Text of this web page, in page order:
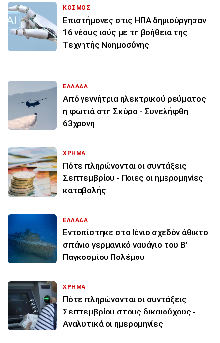
ΚΟΣΜΟΣ
Επιστήμονες στις ΗΠΑ δημιούργησαν
16 νέους ιούς με τη βοήθεια της
Τεχνητής Νοημοσύνης
ΕΛΛΑΔΑ
Από γεννήτρια ηλεκτρικού ρεύματος
η φωτιά στη Σκύρο - Συνελήφθη
63χρονη
ΧΡΗΜΑ
Πότε πληρώνονται οι συντάξεις
Σεπτεμβρίου - Ποιες οι ημερομηνίες
καταβολής
ΕΛΛΑΔΑ
Εντοπίστηκε στο Ιόνιο σχεδόν άθικτο
σπάνιο γερμανικό ναυάγιο του Β’
Παγκοσμίου Πολέμου
ΧΡΗΜΑ
Πότε πληρώνονται οι συντάξεις
Σεπτεμβρίου στους δικαιούχους -
Αναλυτικά οι ημερομηνίες